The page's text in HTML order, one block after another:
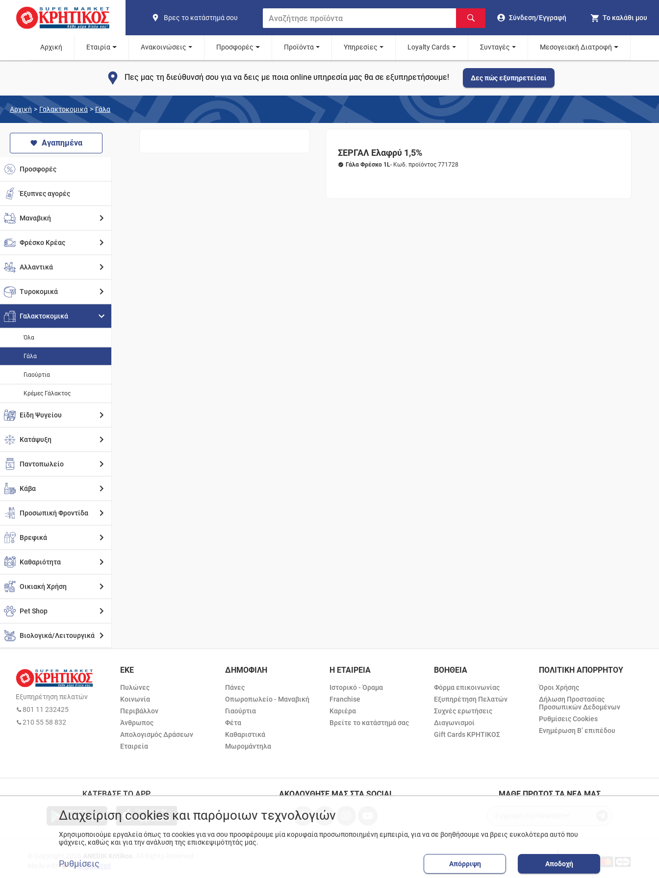
Βρες το κατάστημά σου Σύνδεση/Εγγραφή Το καλάθι μου
Αρχική Εταιρία Ανακοινώσεις Προσφορές Προϊόντα Υπηρεσίες Loyalty Cards Συνταγές Μεσογειακή Διατροφή
Πες μας τη διεύθυνσή σου για να δεις με ποια online υπηρεσία μας θα σε εξυπηρετήσουμε! Δες πώς εξυπηρετείσαι
Αρχική > Γαλακτοκομικά > Γάλα
Αγαπημένα
Προσφορές
Έξυπνες αγορές
Μαναβική
Φρέσκο Κρέας
Αλλαντικά
Τυροκομικά
Γαλακτοκομικά
Όλα
Γάλα
Γιαούρτια
Κρέμες Γάλακτος
Είδη Ψυγείου
Κατάψυξη
Παντοπωλείο
Κάβα
Προσωπική Φροντίδα
Βρεφικά
Καθαριότητα
Οικιακή Χρήση
Pet Shop
Βιολογικά/Λειτουργικά
ΣΕΡΓΑΛ Ελαφρύ 1,5%
Γάλα Φρέσκο 1L- Κωδ. προϊόντος 771728
Εξυπηρέτηση πελατών
801 11 232425
210 55 58 832
ΕΚΕ
Πυλώνες
Κοινωνία
Περιβάλλον
Άνθρωπος
Απολογισμός Δράσεων
Εταιρεία
ΔΗΜΟΦΙΛΗ
Πάνες
Οπωροπωλείο - Μαναβική
Γιαούρτια
Φέτα
Καθαριστικά
Μωρομάντηλα
Η ΕΤΑΙΡΕΙΑ
Ιστορικό - Όραμα
Franchise
Καριέρα
Βρείτε το κατάστημά σας
ΒΟΗΘΕΙΑ
Φόρμα επικοινωνίας
Εξυπηρέτηση Πελατών
Συχνές ερωτήσεις
Διαγωνισμοί
Gift Cards ΚΡΗΤΙΚΟΣ
ΠΟΛΙΤΙΚΗ ΑΠΟΡΡΗΤΟΥ
Όροι Χρήσης
Δήλωση Προστασίας
Προσωπικών Δεδομένων
Ρυθμίσεις Cookies
Ενημέρωση Β’ επιπέδου
ΚΑΤΕΒΑΣΕ ΤΟ APP ΑΚΟΛΟΥΘΗΣΕ ΜΑΣ ΣΤΑ SOCIAL ΜΑΘΕ ΠΡΩΤΟΣ ΤΑ ΝΕΑ ΜΑΣ
Made with
byDesquared
Διαχείριση cookies και παρόμοιων τεχνολογιών
Χρησιμοποιούμε εργαλεία όπως τα cookies για να σου προσφέρουμε μία κορυφαία προσωποποιημένη εμπειρία, για να σε βοηθήσουμε να βρεις ευκολότερα αυτό που
ψάχνεις, καθώς και για την ανάλυση της επισκεψιμότητάς μας.
Ρυθμίσεις Απόρριψη Αποδοχή